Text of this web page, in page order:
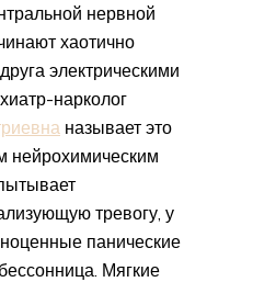
нервной
хаотично
электрическими
нарколог
называет это
нейрохимическим
тревогу, у
панические
Мягкие